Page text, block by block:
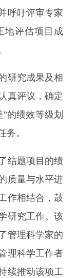
呼吁评审专家
地评估项目成
究成果及相
真评议，确定
的绩效等级划
务。
结题项目的绩
质量与水平进
作相结合，鼓
研究工作。该
管理科学家的
理科学工作者
续推动该项工